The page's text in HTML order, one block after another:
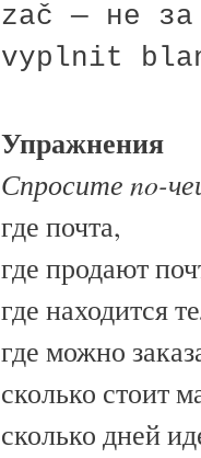
zač — не за
vyplnit
Упражнения
Спросите no-
где почта,
где продают
где находится
где можно
сколько стоит
сколько дней